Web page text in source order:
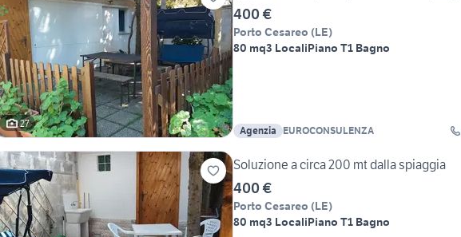
27
400 €
Porto Cesareo (LE)
80 mq3 LocaliPiano T1 Bagno
Agenzia EUROCONSULENZA
Soluzione a circa 200 mt dalla spiaggia
400 €
Porto Cesareo (LE)
80 mq3 LocaliPiano T1 Bagno